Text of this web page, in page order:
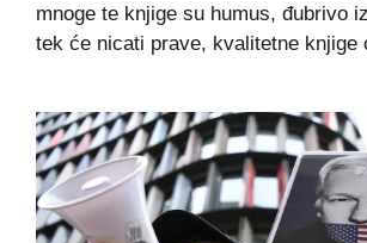
mnoge te knjige su humus, đubrivo
tek će nicati prave, kvalitetne knjige